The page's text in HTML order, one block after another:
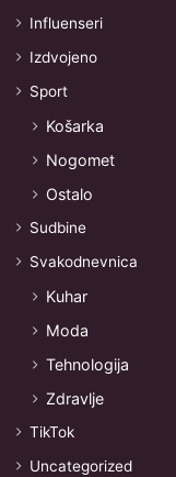
Influenseri
Izdvojeno
Sport
Košarka
Nogomet
Ostalo
Sudbine
Svakodnevnica
Kuhar
Moda
Tehnologija
Zdravlje
TikTok
Uncategorized